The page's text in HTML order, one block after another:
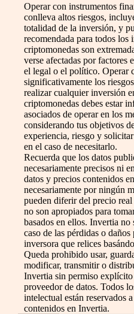
Operar con instrumentos
conlleva altos riesgos,
totalidad de la inversión, y
recomendada para todos los
criptomonedas son
verse afectadas por factores
el legal o el político. Operar
significativamente los
realizar cualquier inversión
criptomonedas debes estar
asociados de operar en los
considerando tus objetivos
experiencia, riesgo y
en el caso de necesitarlo.
Recuerda que los datos
necesariamente precisos ni
datos y precios contenidos
necesariamente por ningún
pueden diferir del precio
no son apropiados para
basados en ellos. Invertia
caso de las pérdidas o
inversora que relices
Queda prohibido usar,
modificar, transmitir o
Invertia sin permiso
proveedor de datos. Todos
intelectual están reservados
contenidos en Invertia.